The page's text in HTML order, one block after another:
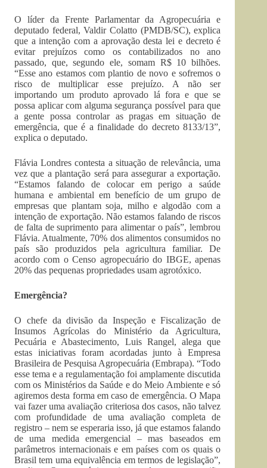
O líder da Frente Parlamentar da Agropecuária e
deputado federal, Valdir Colatto (PMDB/SC), explica
que a intenção com a aprovação desta lei e decreto é
evitar prejuízos como os contabilizados no ano
passado, que, segundo ele, somam R$ 10 bilhões.
“Esse ano estamos com plantio de novo e sofremos o
risco de multiplicar esse prejuízo. A não ser
importando um produto aprovado lá fora e que se
possa aplicar com alguma segurança possível para que
a gente possa controlar as pragas em situação de
emergência, que é a finalidade do decreto 8133/13”,
explica o deputado.
Flávia Londres contesta a situação de relevância, uma
vez que a plantação será para assegurar a exportação.
“Estamos falando de colocar em perigo a saúde
humana e ambiental em benefício de um grupo de
empresas que plantam soja, milho e algodão com a
intenção de exportação. Não estamos falando de riscos
de falta de suprimento para alimentar o país”, lembrou
Flávia. Atualmente, 70% dos alimentos consumidos no
país são produzidos pela agricultura familiar. De
acordo com o Censo agropecuário do IBGE, apenas
20% das pequenas propriedades usam agrotóxico.
Emergência?
O chefe da divisão da Inspeção e Fiscalização de
Insumos Agrícolas do Ministério da Agricultura,
Pecuária e Abastecimento, Luis Rangel, alega que
estas iniciativas foram acordadas junto à Empresa
Brasileira de Pesquisa Agropecuária (Embrapa). “Todo
esse tema e a regulamentação foi amplamente discutida
com os Ministérios da Saúde e do Meio Ambiente e só
agiremos desta forma em caso de emergência. O Mapa
vai fazer uma avaliação criteriosa dos casos, não talvez
com profundidade de uma avaliação completa de
registro – nem se esperaria isso, já que estamos falando
de uma medida emergencial – mas baseados em
parâmetros internacionais e em países com os quais o
Brasil tem uma equivalência em termos de legislação”,